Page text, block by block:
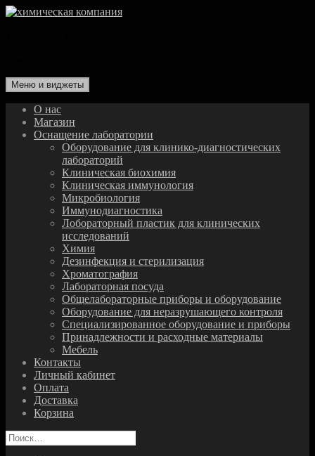
Перейти
Меню и виджеты
О нас
Магазин
Оснащение лаборатории
Оборудование для клинико-диагностических
лабораторий
Клиническая биохимия
Клиническая иммунология
Микробиология
Иммунодиагностика
Лобораторный пластик для клинических
исследований
Химия
Дезинфекция и стерилизация
Хроматография
Лабораторная посуда
Общелабораторные приборы и оборудование
Оборудование для неразрушающего контроля
Специализированное оборудование и приборы
Принадлежности и расходные материалы
Мебель
Контакты
Личный кабинет
Оплата
Доставка
Корзина
Найти: